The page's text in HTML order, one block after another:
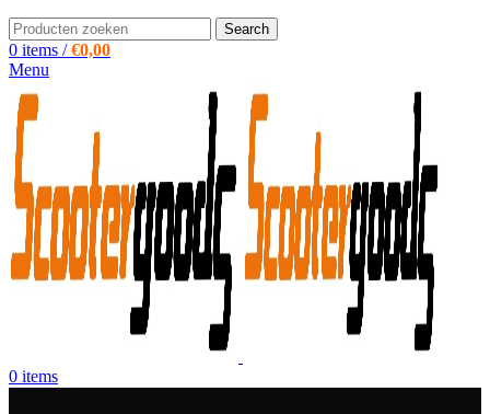
Search
0 items / €0,00
Menu
0 items